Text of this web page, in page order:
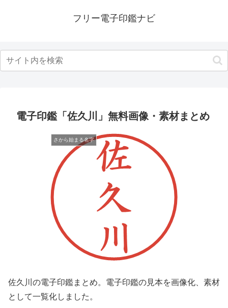
フリー電子印鑑ナビ
電子印鑑「佐久川」無料画像・素材まとめ
さから始まる名字
佐久川の電子印鑑まとめ。電子印鑑の見本を画像化、素材
として一覧化しました。